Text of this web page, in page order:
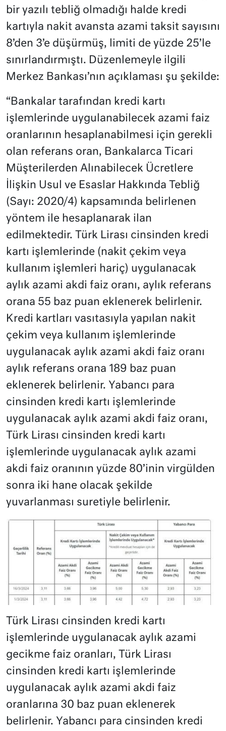
bir yazılı tebliğ olmadığı halde kredi
kartıyla nakit avansta azami taksit sayısını
8’den 3’e düşürmüş, limiti de yüzde 25’le
sınırlandırmıştı. Düzenlemeyle ilgili
Merkez Bankası’nın açıklaması şu şekilde:
“Bankalar tarafından kredi kartı
işlemlerinde uygulanabilecek azami faiz
oranlarının hesaplanabilmesi için gerekli
olan referans oran, Bankalarca Ticari
Müşterilerden Alınabilecek Ücretlere
İlişkin Usul ve Esaslar Hakkında Tebliğ
(Sayı: 2020/4) kapsamında belirlenen
yöntem ile hesaplanarak ilan
edilmektedir. Türk Lirası cinsinden kredi
kartı işlemlerinde (nakit çekim veya
kullanım işlemleri hariç) uygulanacak
aylık azami akdi faiz oranı, aylık referans
orana 55 baz puan eklenerek belirlenir.
Kredi kartları vasıtasıyla yapılan nakit
çekim veya kullanım işlemlerinde
uygulanacak aylık azami akdi faiz oranı
aylık referans orana 189 baz puan
eklenerek belirlenir. Yabancı para
cinsinden kredi kartı işlemlerinde
uygulanacak aylık azami akdi faiz oranı,
Türk Lirası cinsinden kredi kartı
işlemlerinde uygulanacak aylık azami
akdi faiz oranının yüzde 80’inin virgülden
sonra iki hane olacak şekilde
yuvarlanması suretiyle belirlenir.
Türk Lirası cinsinden kredi kartı
işlemlerinde uygulanacak aylık azami
gecikme faiz oranları, Türk Lirası
cinsinden kredi kartı işlemlerinde
uygulanacak aylık azami akdi faiz
oranlarına 30 baz puan eklenerek
belirlenir. Yabancı para cinsinden kredi